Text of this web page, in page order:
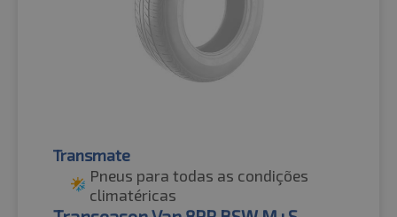
Transmate
Pneus para todas as condições
climatéricas